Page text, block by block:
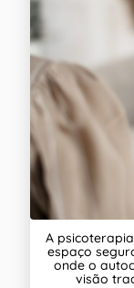
A
espaço
onde o
visão